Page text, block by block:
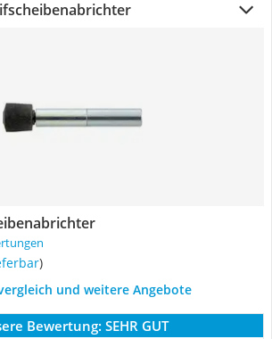
)
und weitere Angebote
Bewertung: SEHR GUT